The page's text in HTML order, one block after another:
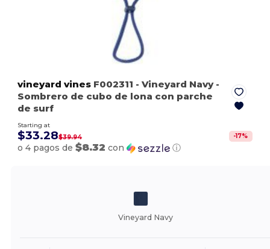
vineyard vines F002311 - Vineyard Navy-
Sombrero de cubo de lona con parche
de surf
Starting at
$33.28$39.94 -17%
o 4 pagos de$8.32 con ⓘ
Vineyard Navy